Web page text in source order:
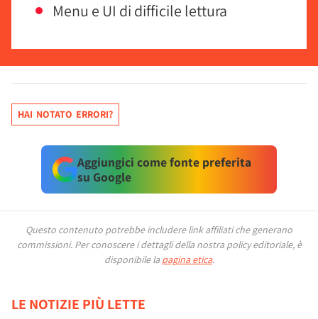
Menu e UI di difficile lettura
HAI NOTATO ERRORI?
Aggiungici come fonte preferita
su Google
Questo contenuto potrebbe includere link affiliati che generano
commissioni. Per conoscere i dettagli della nostra policy editoriale, è
disponibile la pagina etica.
LE NOTIZIE PIÙ LETTE